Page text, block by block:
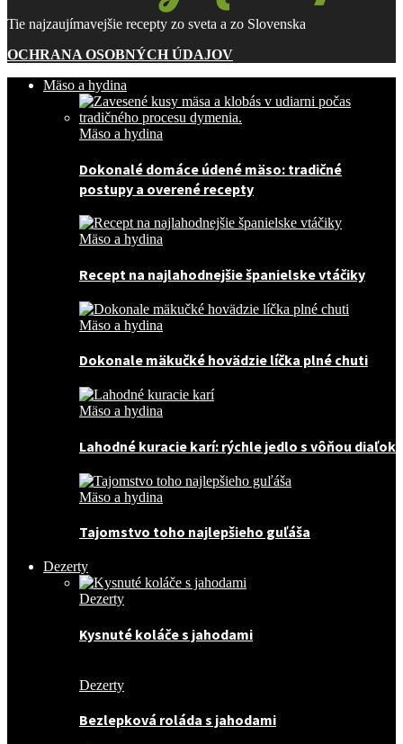
Tie najzaujímavejšie recepty zo sveta a zo Slovenska
OCHRANA OSOBNÝCH ÚDAJOV
Mäso a hydina
Mäso a hydina
Dokonalé domáce údené mäso: tradičné
postupy a overené recepty
Mäso a hydina
Recept na najlahodnejšie španielske vtáčiky
Mäso a hydina
Dokonale mäkučké hovädzie líčka plné chuti
Mäso a hydina
Lahodné kuracie karí: rýchle jedlo s vôňou diaľok
Mäso a hydina
Tajomstvo toho najlepšieho guľáša
Dezerty
Dezerty
Kysnuté koláče s jahodami
Dezerty
Bezlepková roláda s jahodami